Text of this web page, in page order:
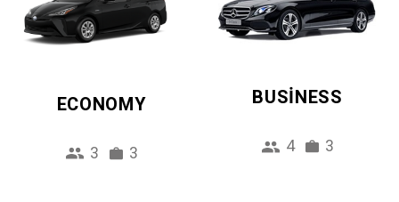
ECONOMY
3 3
BUSINESS
4 3